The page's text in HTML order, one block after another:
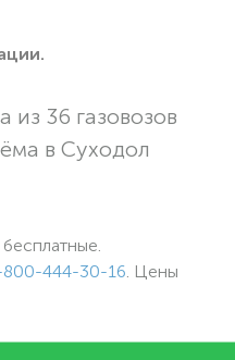
36 газовозов
в Суходол
444-30-16 . Цены